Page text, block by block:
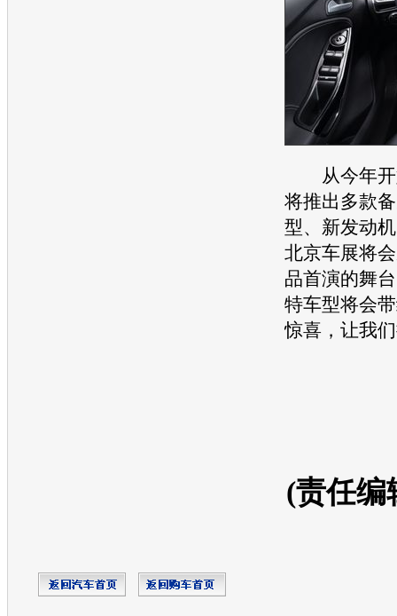
从今年开
将推出多款
型、新发动机
北京车展将
品首演的舞
特车型将会
惊喜，让我
(责任编